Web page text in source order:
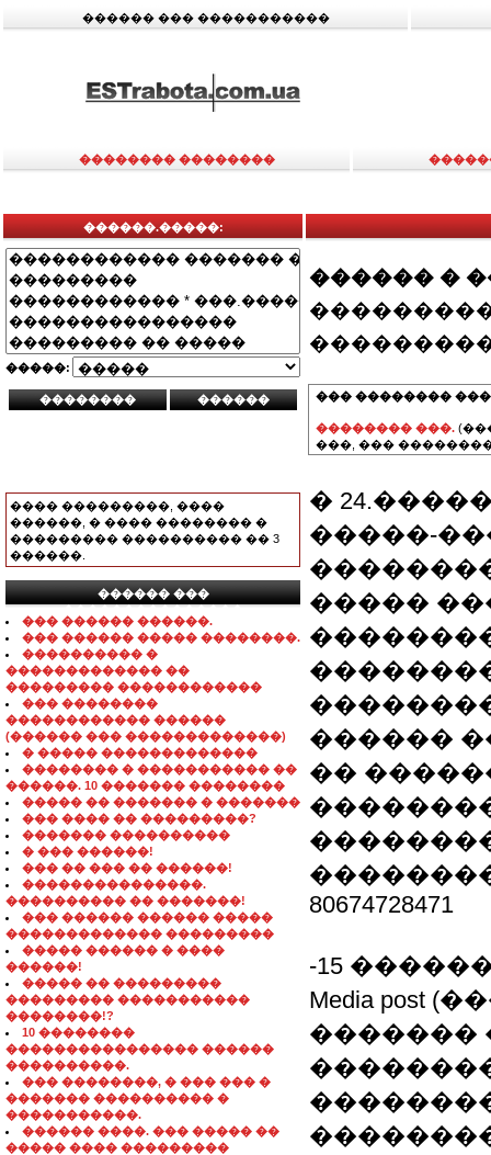
������ ��� �����������
�������� ��������
������.�����:
�����:
���� ���������, ����
������, � ���� �������� �
��������� ���������� �� 3
������.
������ ���
���������������
��� ������ ������.
��� ������ ����� ��������.
���������� �
������������� ��
��������� ������������
��� ��������
������������ ������
(������ ��� �������������)
� ����� �������������
�������� � ����������� ��
������. 10 ������� ��������
����� �� ������� � �������
��� ���� �� ���������?
������� ����������
� ��� ������!
��� �� ��� �� ������!
���������������.
���������� �� �������!
��� ������ ������ �����
������������� ���������
����� ������ � ����
������!
����� �� ���������
��������� �����������
��������!?
10 ��������
���������������� ������
����������.
��� ��������, � ��� ��� �
������� ���������� �
�����������.
������ ����. ��� ����� ��
����� ���� ���������
������ �
��� ��������
�������� ���.
���, ���
�
�����-
�����
������
��
80674728471
-15
Media
�������